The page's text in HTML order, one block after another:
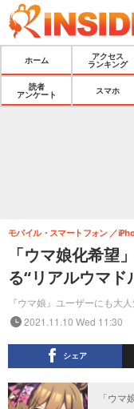
ホーム
アクセス
ランキング
読者
アンケート
スマホ
「ウマ娘化希望
る“リアルウマド
『ウマ娘』ユーザーにも大
モバイル・スマートフォン
2021.11.10 Wed 11:30
シェア
「ウマ